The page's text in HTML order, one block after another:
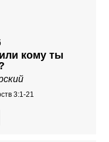
кому ты
3:1-21